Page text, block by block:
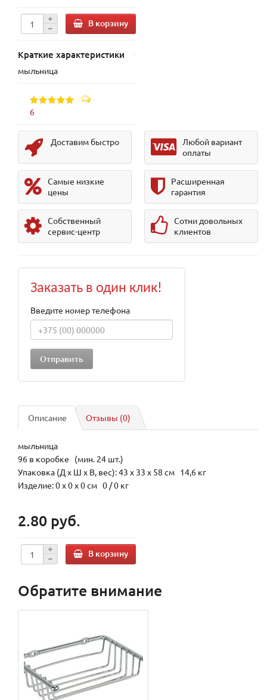
В корзину
Краткие характеристики
мыльница
6
Доставим быстро
Любой вариант
оплаты
Самые низкие
цены
Расширенная
гарантия
Собственный
сервис-центр
Сотни довольных
клиентов
Заказать в один клик!
Введите номер телефона
Описание Отзывы (0)
мыльница
96 в коробке (мин. 24 шт.)
Упаковка (Д х Ш х В, вес): 43 x 33 x 58 см 14,6 кг
Изделие: 0 x 0 x 0 см 0 / 0 кг
2.80 руб.
В корзину
Обратите внимание